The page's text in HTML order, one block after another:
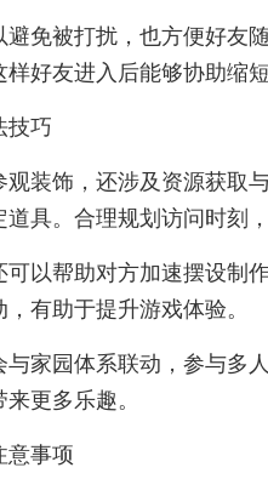
避免被打扰，也方便好友
好友进入后能够协助缩短
技巧
观装饰，还涉及资源获取
具。合理规划访问时刻
可以帮助对方加速摆设制
有助于提升游戏体验。
与家园体系联动，参与多
更多乐趣。
意事项